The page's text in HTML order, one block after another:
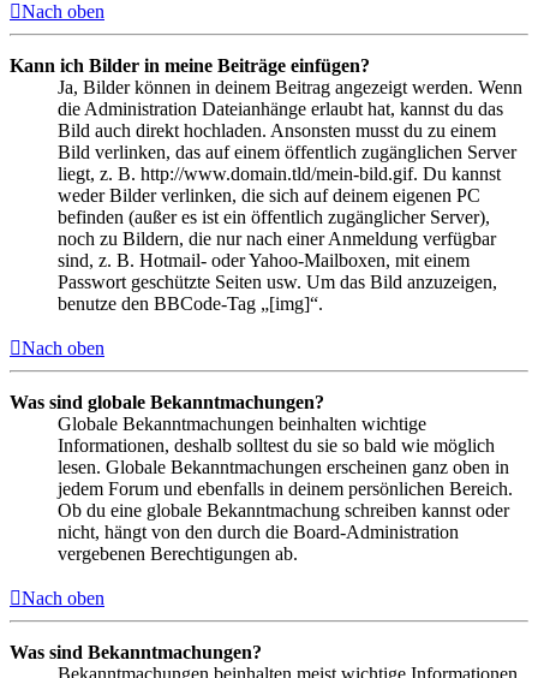
Nach oben
Kann ich Bilder in meine Beiträge einfügen?
Ja, Bilder können in deinem Beitrag angezeigt werden. Wenn
die Administration Dateianhänge erlaubt hat, kannst du das
Bild auch direkt hochladen. Ansonsten musst du zu einem
Bild verlinken, das auf einem öffentlich zugänglichen Server
liegt, z. B. http://www.domain.tld/mein-bild.gif. Du kannst
weder Bilder verlinken, die sich auf deinem eigenen PC
befinden (außer es ist ein öffentlich zugänglicher Server),
noch zu Bildern, die nur nach einer Anmeldung verfügbar
sind, z. B. Hotmail- oder Yahoo-Mailboxen, mit einem
Passwort geschützte Seiten usw. Um das Bild anzuzeigen,
benutze den BBCode-Tag „[img]“.
Nach oben
Was sind globale Bekanntmachungen?
Globale Bekanntmachungen beinhalten wichtige
Informationen, deshalb solltest du sie so bald wie möglich
lesen. Globale Bekanntmachungen erscheinen ganz oben in
jedem Forum und ebenfalls in deinem persönlichen Bereich.
Ob du eine globale Bekanntmachung schreiben kannst oder
nicht, hängt von den durch die Board-Administration
vergebenen Berechtigungen ab.
Nach oben
Was sind Bekanntmachungen?
Bekanntmachungen beinhalten meist wichtige Informationen